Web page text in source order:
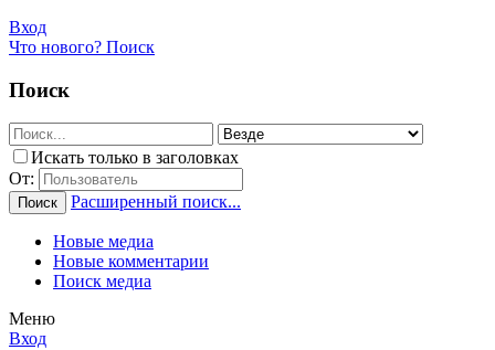
Вход
Что нового? Поиск
Поиск
Искать только в заголовках
От:
Поиск Расширенный поиск...
Новые медиа
Новые комментарии
Поиск медиа
Меню
Вход